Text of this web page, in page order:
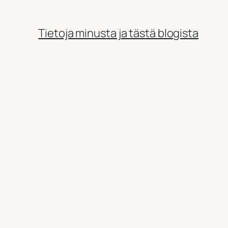
Tietoja minusta ja tästä blogista